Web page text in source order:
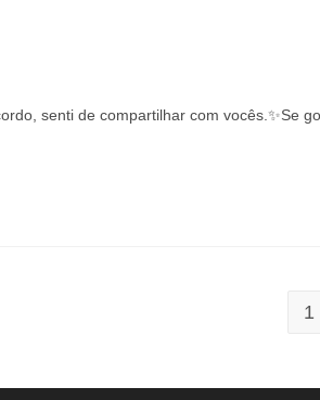
senti de compartilhar com vocês.✨Se
1